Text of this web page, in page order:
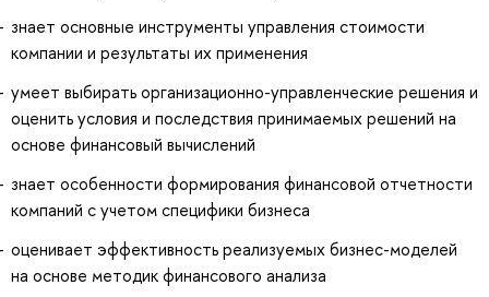
знает основные инструменты управления стоимости
компании и результаты их применения
умеет выбирать организационно-управленческие решения и
оценить условия и последствия принимаемых решений на
основе финансовый вычислений
знает особенности формирования финансовой отчетности
компаний с учетом специфики бизнеса
оценивает эффективность реализуемых бизнес-моделей
на основе методик финансового анализа